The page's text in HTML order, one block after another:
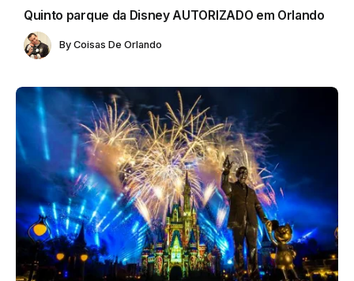
Quinto parque da Disney AUTORIZADO em Orlando
By Coisas De Orlando